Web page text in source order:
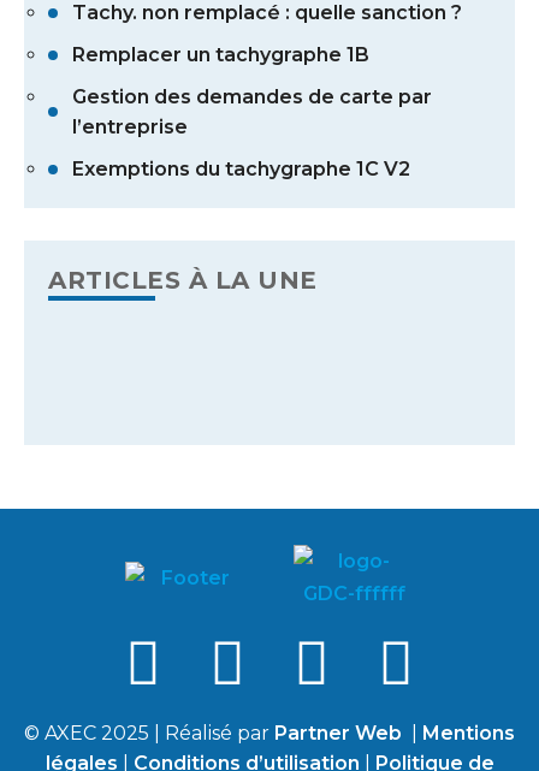
Tachy. non remplacé : quelle sanction ?
Remplacer un tachygraphe 1B
Gestion des demandes de carte par
l’entreprise
Exemptions du tachygraphe 1C V2
ARTICLES À LA UNE
© AXEC 2025 | Réalisé par Partner Web
Mentions
légales
Conditions d’utilisation Politique de